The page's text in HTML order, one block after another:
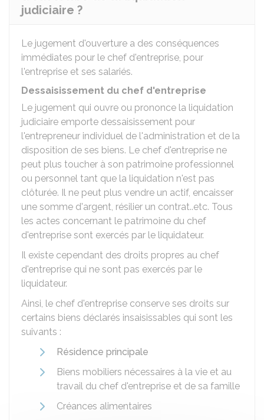
judiciaire ?
Le jugement d'ouverture a des conséquences
immédiates pour le chef d'entreprise, pour
l'entreprise et ses salariés.
Dessaisissement du chef d'entreprise
Le jugement qui ouvre ou prononce la liquidation
judiciaire emporte dessaisissement pour
l'entrepreneur individuel de l'administration et de la
disposition de ses biens. Le chef d'entreprise ne
peut plus toucher à son patrimoine professionnel
ou personnel tant que la liquidation n'est pas
clôturée. Il ne peut plus vendre un actif, encaisser
une somme d'argent, résilier un contrat..etc. Tous
les actes concernant le patrimoine du chef
d'entreprise sont exercés par le liquidateur.
Il existe cependant des droits propres au chef
d'entreprise qui ne sont pas exercés par le
liquidateur.
Ainsi, le chef d'entreprise conserve ses droits sur
certains biens déclarés insaisissables qui sont les
suivants :
Résidence principale
Biens mobiliers nécessaires à la vie et au
travail du chef d'entreprise et de sa famille
Créances alimentaires